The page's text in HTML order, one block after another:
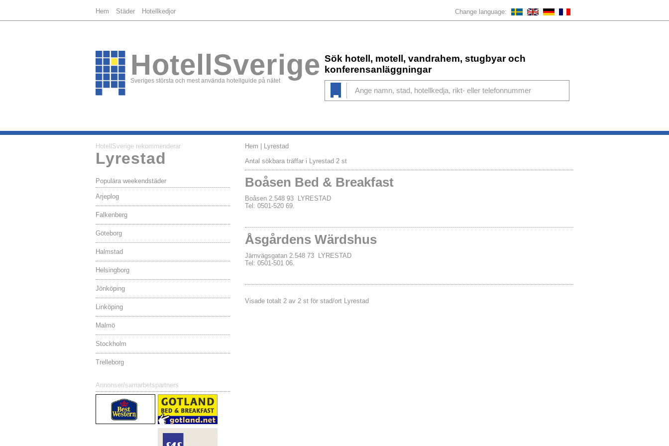
Hem Städer Hotellkedjor Change language:
HotellSverige
Sveriges största och mest använda hotellguide på nätet
Sök hotell, motell, vandrahem, stugbyar och
konferensanläggningar
HotellSverige rekommenderar
Lyrestad
Populära weekendstäder
Arjeplog
Falkenberg
Göteborg
Halmstad
Helsingborg
Jönköping
Linköping
Malmö
Stockholm
Trelleborg
Annonser/samarbetspartners
Hem | Lyrestad
Antal sökbara träffar i Lyrestad 2 st
Boåsen Bed & Breakfast
Boåsen 2.548 93 LYRESTAD
Tel: 0501-520 69.
Åsgårdens Wärdshus
Järnvägsgatan 2.548 73 LYRESTAD
Tel: 0501-501 06.
Visade totalt 2 av 2 st för stad/ort Lyrestad